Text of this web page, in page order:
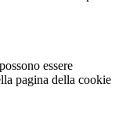
essere
pagina della cookie